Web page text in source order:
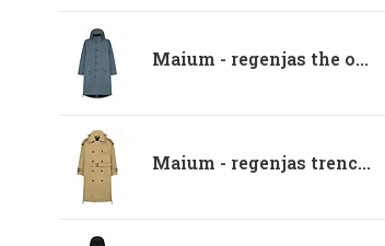
Maium - regenjas the o...
Maium - regenjas trenc...